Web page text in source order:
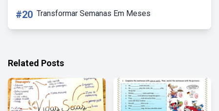
#20 Transformar Semanas Em Meses
Related Posts